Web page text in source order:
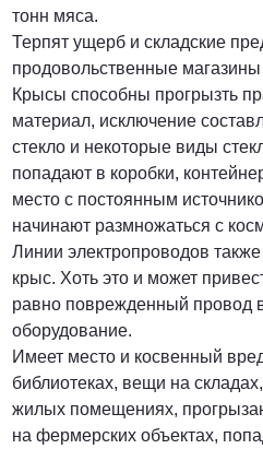
тонн мяса.
Терпят ущерб и складские
продовольственные
Крысы способны прогрызть
материал, исключение
стекло и некоторые виды
попадают в коробки,
место с постоянным
начинают размножаться с
Линии электропроводов
крыс. Хоть это и может
равно поврежденный провод
оборудование.
Имеет место и косвенный
библиотеках, вещи на
жилых помещениях,
на фермерских объектах,